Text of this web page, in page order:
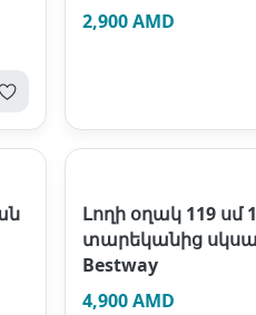
2,900 AMD
Լողի օղակ 119 սմ
տարեկանից
Bestway
4,900 AMD